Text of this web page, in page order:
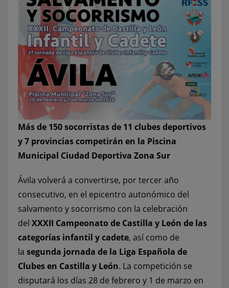
Más de 150 socorristas de 11 clubes deportivos
y 7 provincias competirán en la Piscina
Municipal Ciudad Deportiva Zona Sur
Ávila volverá a convertirse, por tercer año
consecutivo, en el epicentro autonómico del
salvamento y socorrismo con la celebración
del XXXII Campeonato de Castilla y León de las
categorías infantil y cadete, así como de
la segunda jornada de la Liga Española de
Clubes en Castilla y León. La competición se
disputará los días 28 de febrero y 1 de marzo en